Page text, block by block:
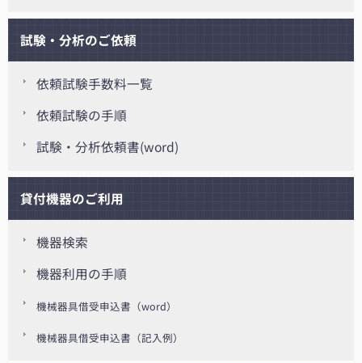
試験・分析のご依頼
依頼試験手数料一覧
依頼試験の手順
試験・分析依頼書(word)
貸付機器のご利用
機器検索
機器利用の手順
機械器具借受申込書（word）
機械器具借受申込書（記入例）